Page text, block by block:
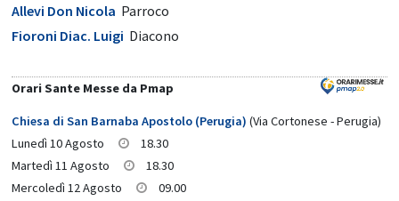
Allevi Don Nicola Parroco
Fioroni Diac. Luigi Diacono
Orari Sante Messe da Pmap
Chiesa di San Barnaba Apostolo (Perugia) (Via Cortonese - Perugia)
Lunedì 10 Agosto
18.30
Martedì 11 Agosto
18.30
Mercoledì 12 Agosto
09.00